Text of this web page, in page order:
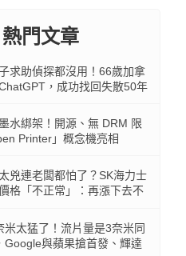
熱門文章
求助偵探都沒用！66歲加拿
，成功找回失散50年
水綁架！開源、無 DRM 限
Printer」概念機亮相
兇連老闆都怕了？SK海力士
格「不正常」：再漲下去不
米太猛了！流片量是3奈米同
Google與蘋果搶首發、輝達